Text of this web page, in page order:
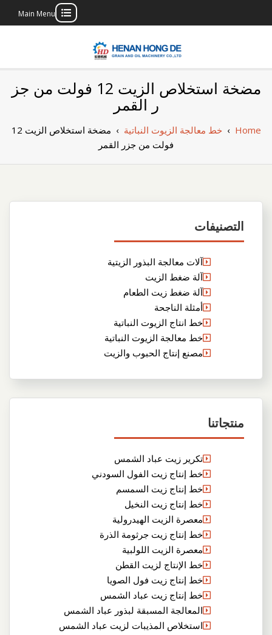
Main Menu
بناء مصنع إنتاج
الزيوت النباتية
الخاص بك
مضخة استخلاص الزيت 12 فولت من جز
ر القمر
Home
› خط معالجة الزيوت النباتية ›
مضخة استخلاص الزيت 12
فولت من جزر القمر
التصنيفات
آلات معالجة البذور الزيتية
آلة ضغط الزيت
آلة ضغط زيت الطعام
أمثلة الناجحة
خط انتاج الزيوت النباتية
خط معالجة الزيوت النباتية
مصنع إنتاج الحبوب والزيت
منتجاتنا
تكرير زيت عباد الشمس
خط إنتاج زيت الفول السودني
خط إنتاج زيت السمسم
خط إنتاج زيت النخيل
معصرة الزيت الهيدرولية
خط إنتاج زيت جرثومة الذرة
معصرة الزيت اللولبية
خط الإنتاج لزيت القطن
خط إنتاج زيت فول الصويا
خط إنتاج زيت عباد الشمس
المعالجة المسبقة لبذور عباد الشمس
استخلاص المذيبات لزيت عباد الشمس